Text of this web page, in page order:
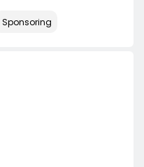
Sponsoring